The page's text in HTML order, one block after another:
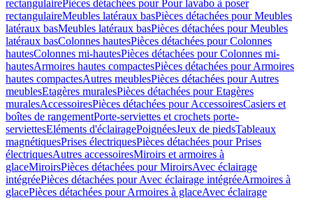
rectangulairePièces détachées pour Pour lavabo à poser
rectangulaireMeubles latéraux basPièces détachées pour Meubles
latéraux basMeubles latéraux basPièces détachées pour Meubles
latéraux basColonnes hautesPièces détachées pour Colonnes
hautesColonnes mi-hautesPièces détachées pour Colonnes mi-
hautesArmoires hautes compactesPièces détachées pour Armoires
hautes compactesAutres meublesPièces détachées pour Autres
meublesEtagères muralesPièces détachées pour Etagères
muralesAccessoiresPièces détachées pour AccessoiresCasiers et
boîtes de rangementPorte-serviettes et crochets porte-
serviettesEléments d'éclairagePoignéesJeux de piedsTableaux
magnétiquesPrises électriquesPièces détachées pour Prises
électriquesAutres accessoiresMiroirs et armoires à
glaceMiroirsPièces détachées pour MiroirsAvec éclairage
intégréePièces détachées pour Avec éclairage intégréeArmoires à
glacePièces détachées pour Armoires à glaceAvec éclairage